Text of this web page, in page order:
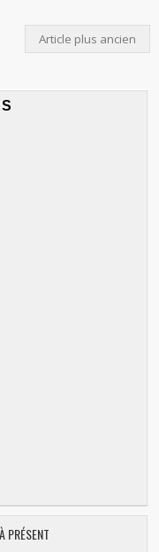
Article plus ancien
PRÉSENT